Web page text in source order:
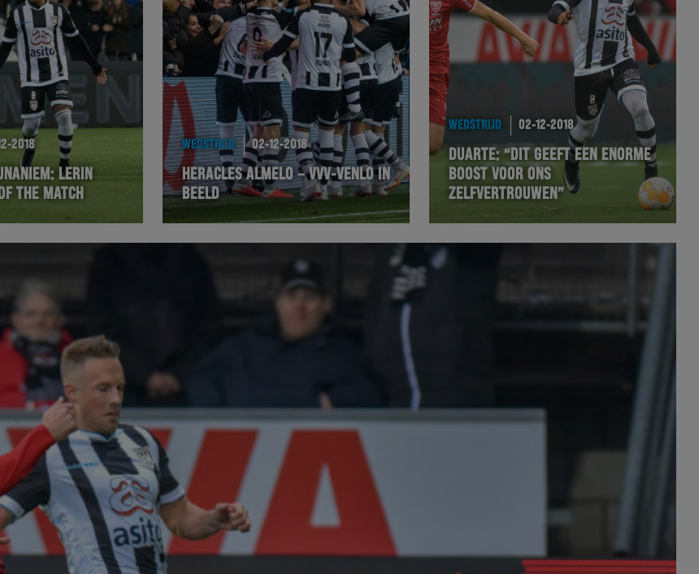
2018
LERIN
THE MATCH
WEDSTRIJD 02-12-2018
HERACLES ALMELO – VVV-VENLO IN
BEELD
WEDSTRIJD 02-12-2018
DUARTE: “DIT GEEFT EEN ENORME
BOOST VOOR ONS
ZELFVERTROUWEN”